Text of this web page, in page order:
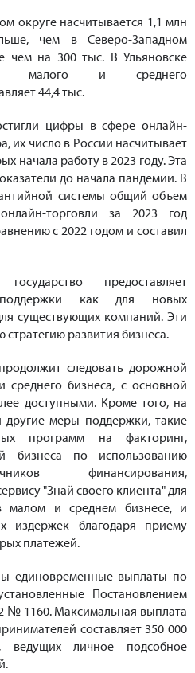
округе насчитывается 1,1 млн
чем в Северо-Западном
чем на 300 тыс. В Ульяновске
малого и среднего
44,4 тыс.
цифры в сфере онлайн-
их число в России насчитывает
начала работу в 2023 году. Эта
до начала пандемии. В
системы общий объем
торговли за 2023 год
с 2022 годом и составил
предоставляет
как для новых
существующих компаний. Эти
развития бизнеса.
следовать дорожной
бизнеса, с основной
доступными. Кроме того, на
меры поддержки, такие
программ на факторинг,
бизнеса по использованию
финансирования,
"Знай своего клиента" для
малом и среднем бизнесе, и
издержек благодаря приему
платежей.
единовременные выплаты по
Постановлением
№ 1160. Максимальная выплата
составляет 350 000
личное подсобное